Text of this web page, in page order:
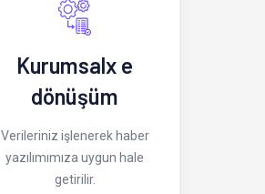
Kurumsalx e
dönüşüm
Verileriniz işlenerek haber
yazılımımıza uygun hale
getirilir.